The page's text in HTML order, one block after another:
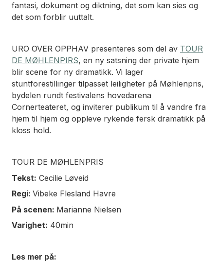
fantasi, dokument og diktning, det som kan sies og
det som forblir uuttalt.
URO OVER OPPHAV presenteres som del av TOUR
DE MØHLENPIRS, en ny satsning der private hjem
blir scene for ny dramatikk. Vi lager
stuntforestillinger tilpasset leiligheter på Møhlenpris,
bydelen rundt festivalens hovedarena
Cornerteateret, og inviterer publikum til å vandre fra
hjem til hjem og oppleve rykende fersk dramatikk på
kloss hold.
TOUR DE MØHLENPRIS
Tekst: Cecilie Løveid
Regi: Vibeke Flesland Havre
På scenen: Marianne Nielsen
Varighet: 40min
Les mer på: